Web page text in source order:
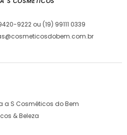
9222 ou (19) 99111 0339
a S Cosméticos do Bem
& Beleza